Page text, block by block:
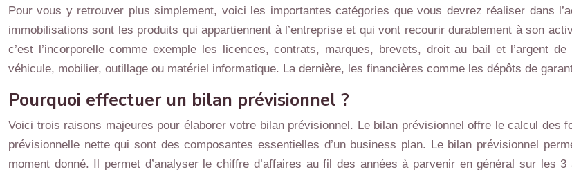
Pour vous y retrouver plus simplement, voici les importantes catégories que vous devrez réaliser dans
immobilisations sont les produits qui appartiennent à l’entreprise et qui vont recourir durablement à son
c’est l’incorporelle comme exemple les licences, contrats, marques, brevets, droit au bail et l’argent
véhicule, mobilier, outillage ou matériel informatique. La dernière, les financières comme les dépôts de
Pourquoi effectuer un bilan prévisionnel ?
Voici trois raisons majeures pour élaborer votre bilan prévisionnel. Le bilan prévisionnel offre le calcul des
prévisionnelle nette qui sont des composantes essentielles d’un business plan. Le bilan prévisionnel
moment donné. Il permet d’analyser le chiffre d’affaires au fil des années à parvenir en général sur les